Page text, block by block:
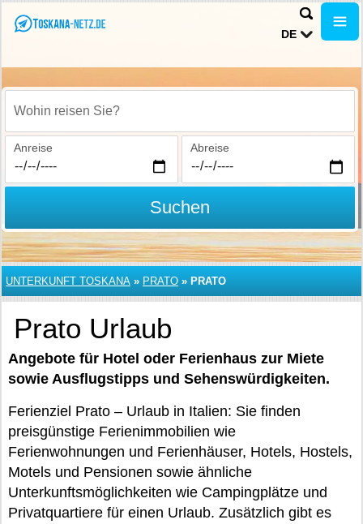
DE
Wohin reisen Sie?
Anreise Abreise
Suchen
UNTERKUNFT TOSKANA » PRATO » PRATO
Prato Urlaub
Angebote für Hotel oder Ferienhaus zur Miete
sowie Ausflugstipps und Sehenswürdigkeiten.
Ferienziel Prato – Urlaub in Italien: Sie finden
preisgünstige Ferienimmobilien wie
Ferienwohnungen und Ferienhäuser, Hotels, Hostels,
Motels und Pensionen sowie ähnliche
Unterkunftsmöglichkeiten wie Campingplätze und
Privatquartiere für einen Urlaub. Zusätzlich gibt es